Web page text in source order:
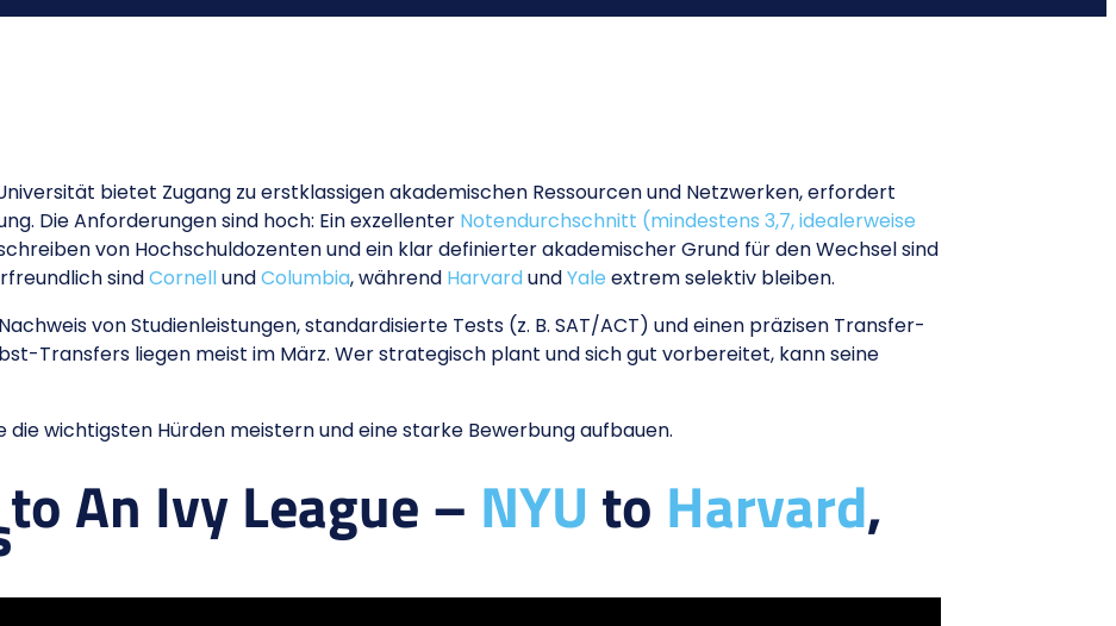
bietet Zugang zu erstklassigen akademischen Ressourcen und Netzwerken, erfordert
Die Anforderungen sind hoch: Ein exzellenter Notendurchschnitt (mindestens 3,7, idealerweise
von Hochschuldozenten und ein klar definierter akademischer Grund für den Wechsel sind
sindCornellundColumbia, während HarvardundYale extrem selektiv bleiben.
von Studienleistungen, standardisierte Tests (z. B. SAT/ACT) und einen präzisen Transfer-
Transfers liegen meist im März. Wer strategisch plant und sich gut vorbereitet, kann seine
die wichtigsten Hürden meistern und eine starke Bewerbung aufbauen.
An Ivy League – NYU to Harvard,